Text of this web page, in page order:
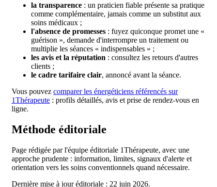
la transparence : un praticien fiable présente sa pratique
comme complémentaire, jamais comme un substitut aux
soins médicaux ;
l'absence de promesses : fuyez quiconque promet une «
guérison », demande d'interrompre un traitement ou
multiplie les séances « indispensables » ;
les avis et la réputation : consultez les retours d'autres
clients ;
le cadre tarifaire clair, annoncé avant la séance.
Vous pouvez comparer les énergéticiens référencés sur
1Thérapeute : profils détaillés, avis et prise de rendez-vous en
ligne.
Méthode éditoriale
Page rédigée par l'équipe éditoriale 1Thérapeute, avec une
approche prudente : information, limites, signaux d'alerte et
orientation vers les soins conventionnels quand nécessaire.
Dernière mise à jour éditoriale : 22 juin 2026.